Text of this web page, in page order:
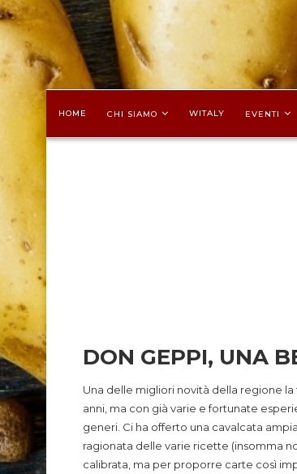
HOME CHI SIAMO WITALY EVENTI
DON GEPPI, UNA
Una delle migliori novità della regione
anni, ma con già varie e fortunate
generi. Ci ha offerto una cavalcata
ragionata delle varie ricette (insomma
calibrata, ma per proporre carte così